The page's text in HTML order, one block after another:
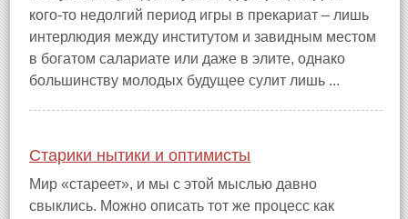
кого‑то недолгий период игры в прекариат – лишь
интерлюдия между институтом и завидным местом
в богатом салариате или даже в элите, однако
большинству молодых будущее сулит лишь ...
Старики нытики и оптимисты
Мир «стареет», и мы с этой мыслью давно
свыклись. Можно описать тот же процесс как